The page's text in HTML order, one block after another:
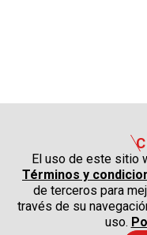
El uso de este sitio
Términos y
de terceros para
través de su
uso.